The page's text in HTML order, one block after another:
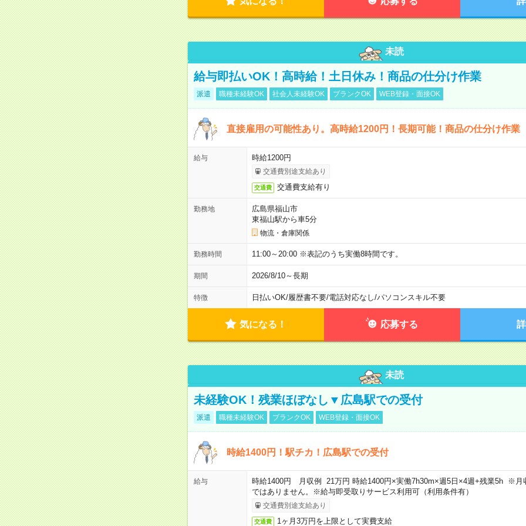
未読
給与即払いOK！高時給！土日休み！商品の仕分け作業
派遣 職種未経験OK 社会人未経験OK ブランクOK WEB登録・面接OK
直接雇用の可能性あり。高時給1200円！長期可能！商品の仕分け作業
給与 時給1200円
交通費別途支給あり
交通費 交通費支給有り
勤務地
広島県福山市
東福山駅から車5分
物流・倉庫関係
勤務時間 11:00～20:00 ※表記のうち実働8時間です。
期間 2026/8/10～長期
特徴 日払いOK/履歴書不要/電話対応なし/パソコンスキル不要
気になる！ 応募する
未読
未経験OK！残業ほぼなし▼広島駅での受付
派遣 職種未経験OK ブランクOK WEB登録・面接OK
時給1400円！駅チカ！広島駅での受付
給与
時給1400円 月収例 21万円 時給1400円×実働7h30m×週5日×4週+残業5h ※月
ではありません。※給与即受取りサービス利用可（利用条件有）
交通費別途支給あり
交通費 1ヶ月3万円を上限として実費支給